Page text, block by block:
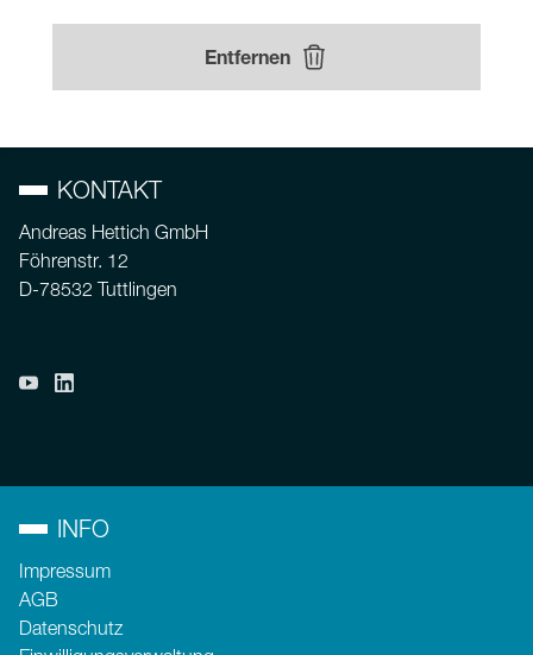
Entfernen
KONTAKT
Andreas Hettich GmbH
Föhrenstr. 12
D-78532 Tuttlingen
INFO
Impressum
AGB
Datenschutz